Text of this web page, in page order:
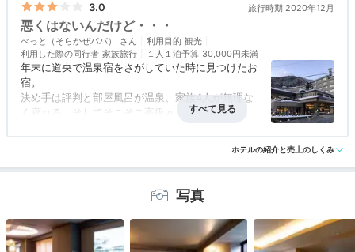
美しく盛り付けられた懐石料理をおいしいタイミングで
いただいて
3.0 旅行時期 2020年12月
悪くはないんだけど・・・
べっと（そらかぜパパ） 利用目的 観光
利用した際の同行者 家族旅行 １人１泊予算 30,000円未満
年末に道央で温泉宿をさがしていた時に見つけたお
宿。
決め手は評判と部屋風呂が温泉、家族4人が無理な
く寝れる、そしてそこそこ高級w
部屋良し・風呂良し・従業員良し、loungeも使え
ただし料理に難あり・・・。
段取りがいまいちだったのと、温かいものが温かく
なかったことが減点対象。
アクセス 3.0 コスパ 3.0 客室 3.5 接客対応 3.0 風呂 4.0
ホテルの紹介と売上のしくみ
写真